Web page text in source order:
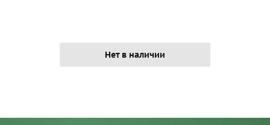
Нет в наличии